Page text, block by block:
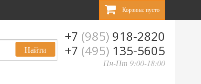
Корзина: пусто
+7 (985) 918-2820
+7 (495) 135-5605
Пн-Пт 9:00-18:00